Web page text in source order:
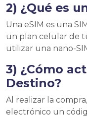
2) ¿Qué es
Una eSIM es una
un plan celular de
utilizar una nano-
3) ¿Cómo
Destino?
Al realizar la
electrónico un